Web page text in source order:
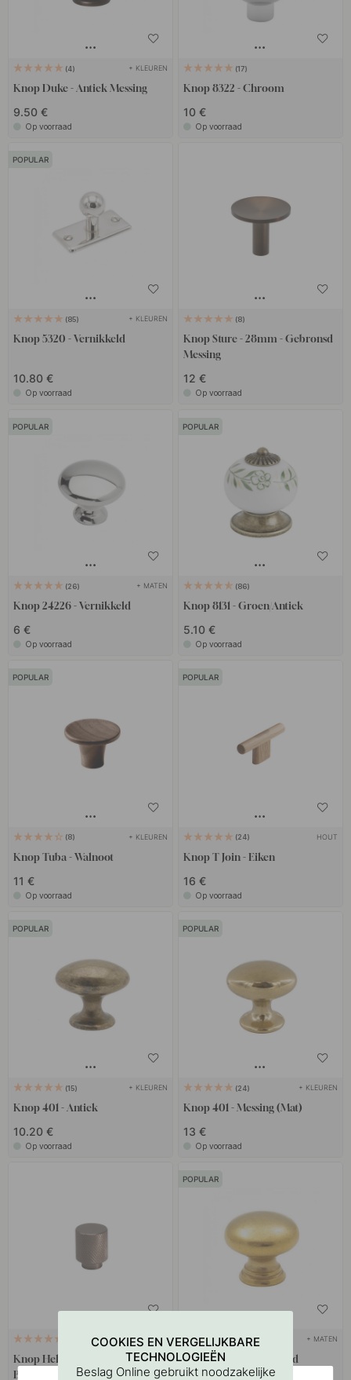
4 + KLEUREN
Knop Duke - Antiek Messing
9.50 €
Op voorraad
17
Knop 8322 - Chroom
10 €
Op voorraad
POPULAR
85 + KLEUREN
Knop 5320 - Vernikkeld
10.80 €
Op voorraad
8
Knop Sture - 28mm - Gebronsd
Messing
12 €
Op voorraad
POPULAR
26 + MATEN
Knop 24226 - Vernikkeld
6 €
Op voorraad
POPULAR
86
Knop 8131 - Groen/Antiek
5.10 €
Op voorraad
POPULAR
8 + KLEUREN
Knop Tuba - Walnoot
11 €
Op voorraad
POPULAR
24 HOUT
Knop T Join - Eiken
16 €
Op voorraad
POPULAR
15 + KLEUREN
Knop 401 - Antiek
10.20 €
Op voorraad
POPULAR
24 + KLEUREN
Knop 401 - Messing (Mat)
13 €
Op voorraad
+ KLEUREN
Knop Helix - 20mm - Donker
Brons
POPULAR
39 + MATEN
Knop 411 - Onbehandeld
Messing
COOKIES EN VERGELIJKBARE
TECHNOLOGIEËN
Beslag Online gebruikt noodzakelijke